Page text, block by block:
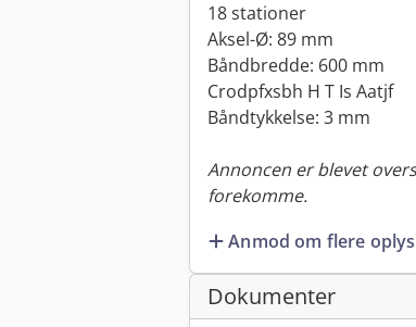
18 stationer
Aksel-Ø: 89 mm
Båndbredde: 600 mm
Crodpfxsbh H T Is Aatjf
Båndtykkelse: 3 mm
Annoncen er blevet
forekomme.
Anmod om flere
Dokumenter